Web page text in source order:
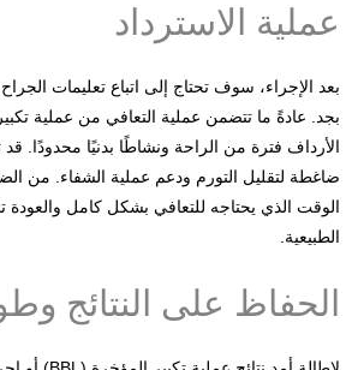
عملية الاسترداد
بعد الإجراء، سوف تحتاج إلى اتباع تعليمات الجراح
بجد. عادةً ما تتضمن عملية التعافي من عملية
الأرداف فترة من الراحة ونشاطًا بدنيًا محدودًا. قد
ضاغطة لتقليل التورم ودعم عملية الشفاء. من
الوقت الذي يحتاجه للتعافي بشكل كامل والعودة
الطبيعية.
الحفاظ على النتائج